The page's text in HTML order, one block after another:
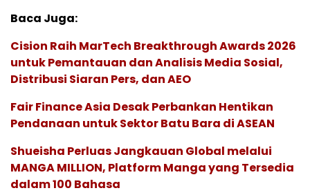
Baca Juga:
Cision Raih MarTech Breakthrough Awards 2026
untuk Pemantauan dan Analisis Media Sosial,
Distribusi Siaran Pers, dan AEO
Fair Finance Asia Desak Perbankan Hentikan
Pendanaan untuk Sektor Batu Bara di ASEAN
Shueisha Perluas Jangkauan Global melalui
MANGA MILLION, Platform Manga yang Tersedia
dalam 100 Bahasa